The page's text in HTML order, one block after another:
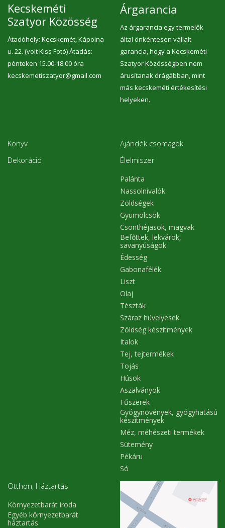
Kecskeméti
Szatyor Közösség
Átadóhely: Kecskemét, Kápolna
u. 22. (volt Kiss Fotó) Átadás:
pénteken 15.00-18.00 óra
kecskemetiszatyor@gmail.com
Árgarancia
Az árgarancia egy termelők
által önkéntesen vállalt
garancia, hogy a Kecskeméti
Szatyor Közösségben nem
árusítanak drágábban, mint
más kecskeméti értékesítési
helyeken.
Könyv
Dekoráció
Ajándék csomagok
Élelmiszer
Palánta
Nassolnivalók
Zöldségek
Gyümölcsök
Csonthéjasok, magvak
Befőttek, lekvárok,
savanyúságok
Édesség
Gabonafélék
Liszt
Olaj
Tészták
Száraz hüvelyesek
Zöldség készítmények
Italok
Tej, tejtermékek
Tojás
Húsok
Aszalványok
Fűszerek
Gyógynövények, gyógyhatású
készítmények
Méz, méhészeti termékek
Sütemény
Pékáru
Só
Otthon, Háztartás
Környezetbarát iroda
Egyéb környezetbarát
háztartás